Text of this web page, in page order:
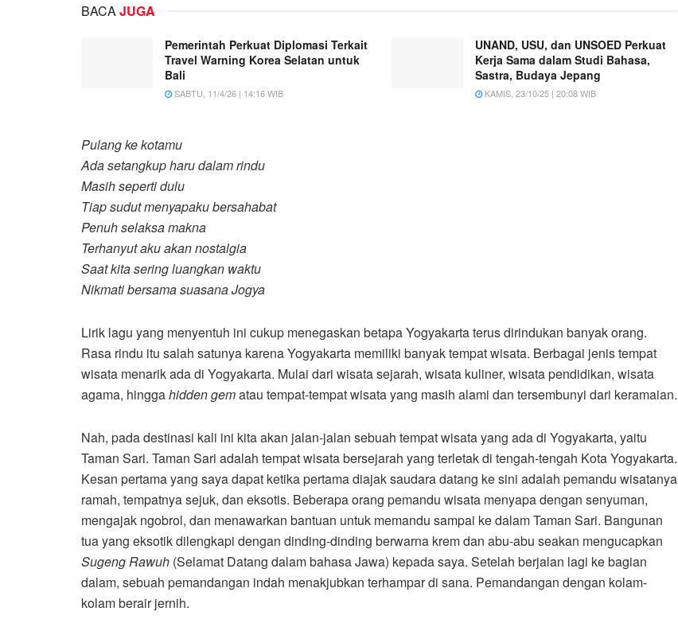
BACAJUGA
Pemerintah Perkuat Diplomasi Terkait
Travel Warning Korea Selatan untuk
Bali
SABTU, 11/4/26 | 14:16 WIB
UNAND, USU, dan UNSOED Perkuat
Kerja Sama dalam Studi Bahasa,
Sastra, Budaya Jepang
KAMIS, 23/10/25 | 20:08 WIB
Pulang ke kotamu
Ada setangkup haru dalam rindu
Masih seperti dulu
Tiap sudut menyapaku bersahabat
Penuh selaksa makna
Terhanyut aku akan nostalgia
Saat kita sering luangkan waktu
Nikmati bersama suasana Jogya
Lirik lagu yang menyentuh ini cukup menegaskan betapa Yogyakarta terus dirindukan banyak orang.
Rasa rindu itu salah satunya karena Yogyakarta memiliki banyak tempat wisata. Berbagai jenis tempat
wisata menarik ada di Yogyakarta. Mulai dari wisata sejarah, wisata kuliner, wisata pendidikan, wisata
agama, hinggahidden gematau tempat-tempat wisata yang masih alami dan tersembunyi dari keramaian.
Nah, pada destinasi kali ini kita akan jalan-jalan sebuah tempat wisata yang ada di Yogyakarta, yaitu
Taman Sari. Taman Sari adalah tempat wisata bersejarah yang terletak di tengah-tengah Kota Yogyakarta.
Kesan pertama yang saya dapat ketika pertama diajak saudara datang ke sini adalah pemandu wisatanya
ramah, tempatnya sejuk, dan eksotis. Beberapa orang pemandu wisata menyapa dengan senyuman,
mengajak ngobrol, dan menawarkan bantuan untuk memandu sampai ke dalam Taman Sari. Bangunan
tua yang eksotik dilengkapi dengan dinding-dinding berwarna krem dan abu-abu seakan mengucapkan
Sugeng Rawuh (Selamat Datang dalam bahasa Jawa) kepada saya. Setelah berjalan lagi ke bagian
dalam, sebuah pemandangan indah menakjubkan terhampar di sana. Pemandangan dengan kolam-
kolam berair jernih.